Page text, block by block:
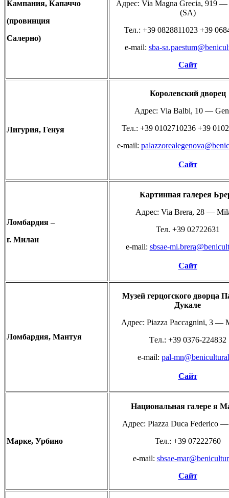
Кампания, Капаччо
(провинция
Салерно)
Адрес: Via Magna Grecia, 919 —
(SA)
Teл.: +39 0828811023 +39
e-mail: sba-
Сайт
Лигурия, Генуя
Королевский дворец
Адрес: Via Balbi, 10 —
Teл.: +39 0102710236 +39
e-mail:
Сайт
Ломбардия –
г. Милан
Картинная галерея
Адрес: Via Brera, 28 —
Teл. +39 02722631
e-mail: sbsae-
Сайт
Ломбардия, Мантуя
Музей герцогского дворца
Дукале
Адрес: Piazza Paccagnini, 3 —
Тeл.: +39 0376-224832
e-mail: pal-
Сайт
Maрке, Урбино
Национальная галере я
Адрес: Piazza Duca Federico
Teл.: +39 07222760
e-mail: sbsae-
Сайт